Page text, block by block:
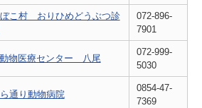
こ村 おりひめどうぶつ診
072-896-
7901
物医療センター 八尾
072-999-
5030
通り動物病院
0854-47-
7369